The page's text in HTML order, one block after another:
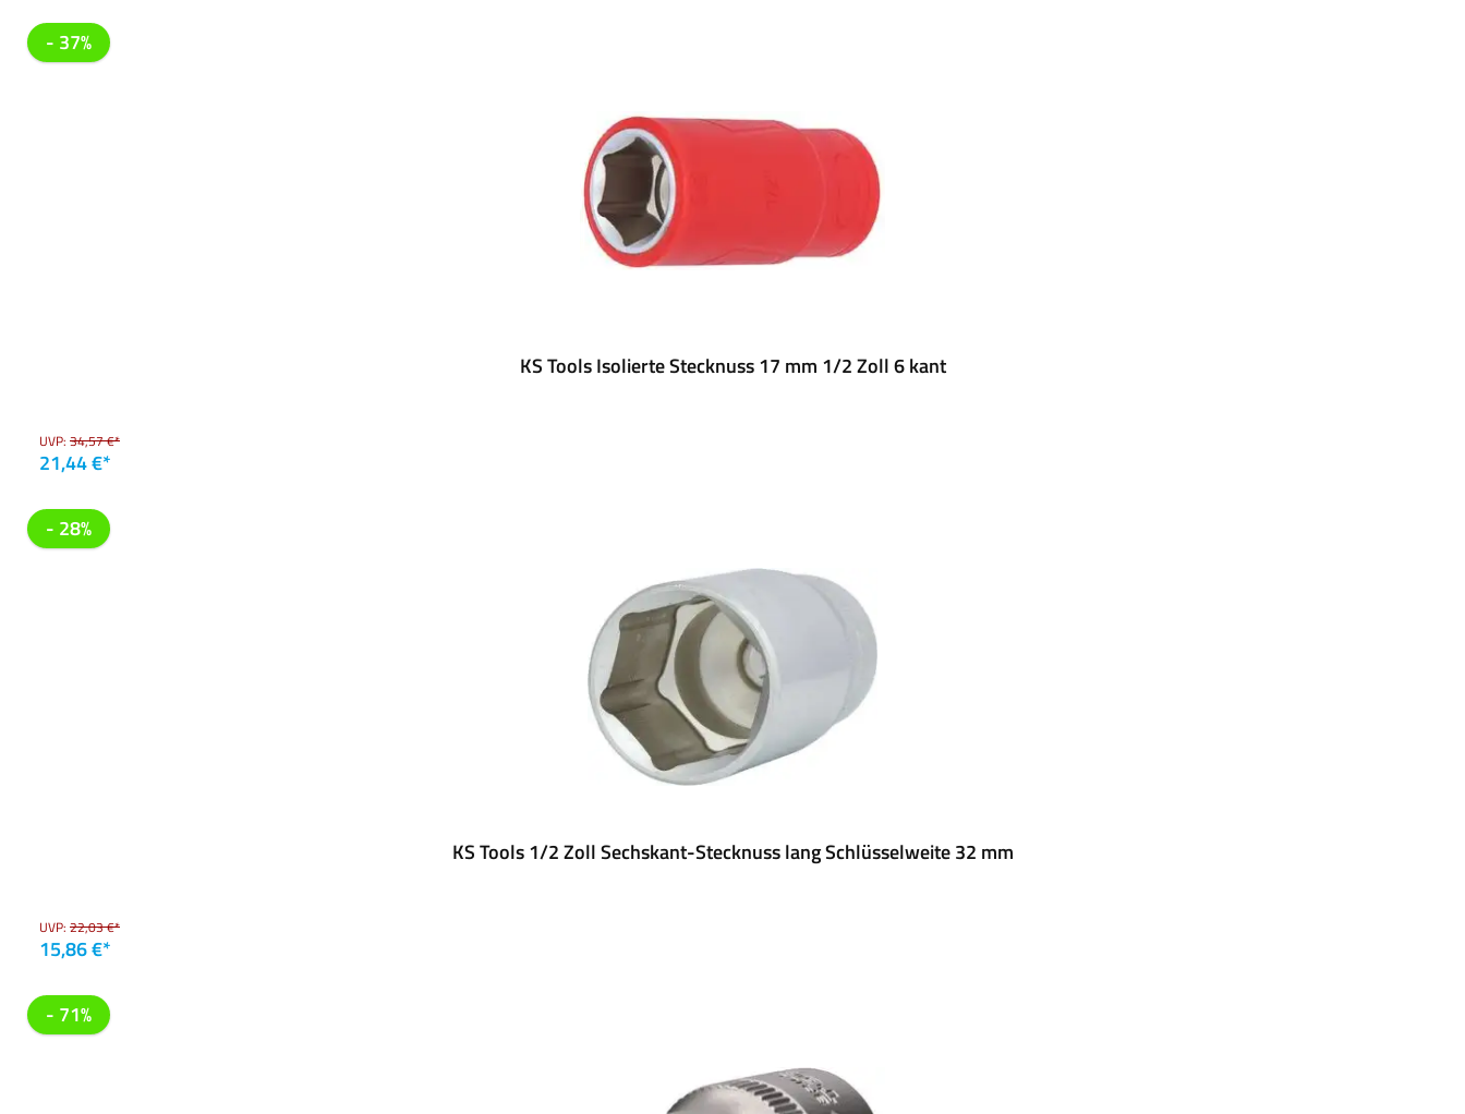
- 37%
KS Tools Isolierte Stecknuss 17 mm 1/2 Zoll 6 kant
UVP: 34,57 €*
21,44 €*
- 28%
KS Tools 1/2 Zoll Sechskant-Stecknuss lang Schlüsselweite 32 mm
UVP: 22,03 €*
15,86 €*
- 71%